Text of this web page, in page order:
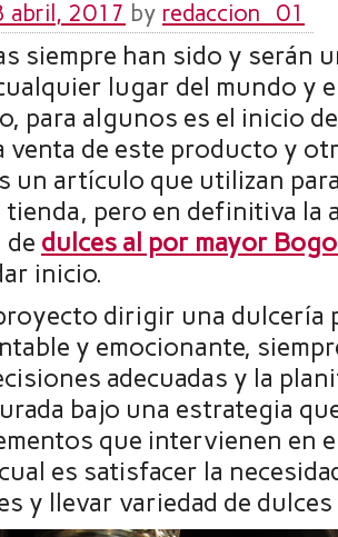
abril, 2017 by redaccion_01
siempre han sido y serán
lugar del mundo y
para algunos es el inicio
venta de este producto y
un artículo que utilizan
tienda, pero en definitiva la
de dulces al por mayor
inicio.
dirigir una dulcería
y emocionante,
adecuadas y la
bajo una estrategia
que intervienen en
es satisfacer la
y llevar variedad de dulces